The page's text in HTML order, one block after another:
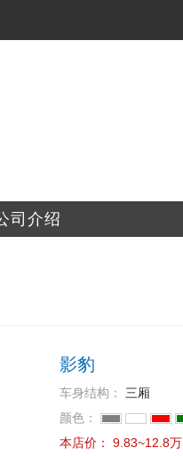
司介绍
影豹
车身结构： 三厢
颜色：
本店价：
9.83~12.8万